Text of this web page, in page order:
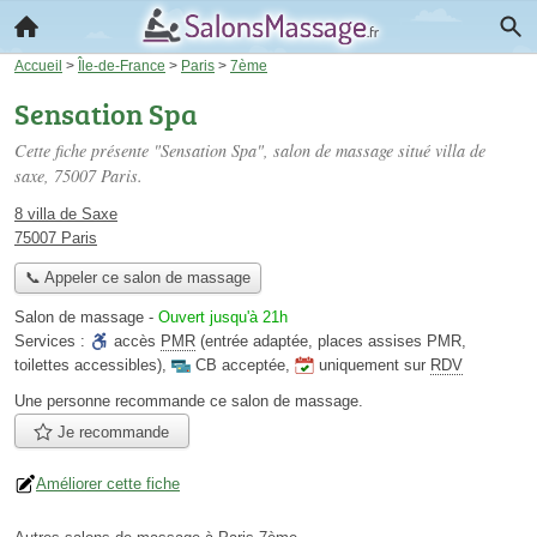
Accueil > Île-de-France > Paris > 7ème
Sensation Spa
Cette fiche présente "Sensation Spa", salon de massage situé villa de
saxe, 75007 Paris.
8 villa de Saxe
75007 Paris
📞 Appeler ce salon de massage
Salon de massage - Ouvert jusqu'à 21h
Services :
accès PMR (entrée adaptée, places assises PMR,
toilettes accessibles), CB acceptée, uniquement sur RDV
Une personne recommande ce salon de massage.
Je recommande
Améliorer cette fiche